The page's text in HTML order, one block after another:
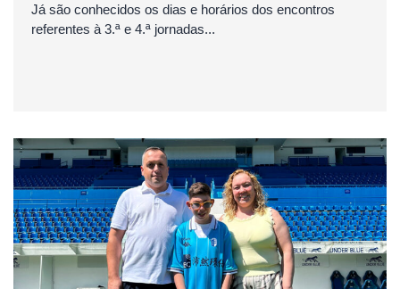
Já são conhecidos os dias e horários dos encontros
referentes à 3.ª e 4.ª jornadas...